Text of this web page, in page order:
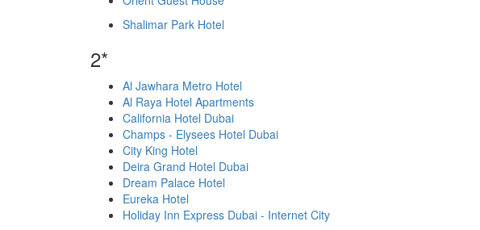
Shalimar Park Hotel
2*
Al Jawhara Metro Hotel
Al Raya Hotel Apartments
California Hotel Dubai
Champs - Elysees Hotel Dubai
City King Hotel
Deira Grand Hotel Dubai
Dream Palace Hotel
Eureka Hotel
Holiday Inn Express Dubai - Internet City